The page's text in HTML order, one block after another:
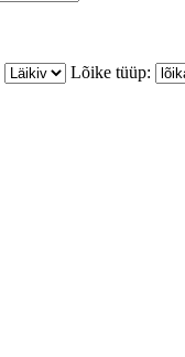
Lõike tüüp: